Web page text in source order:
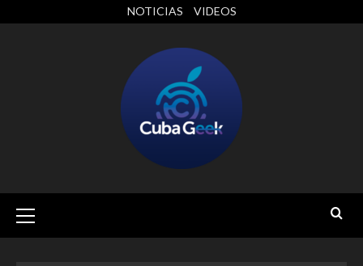
NOTICIAS VIDEOS